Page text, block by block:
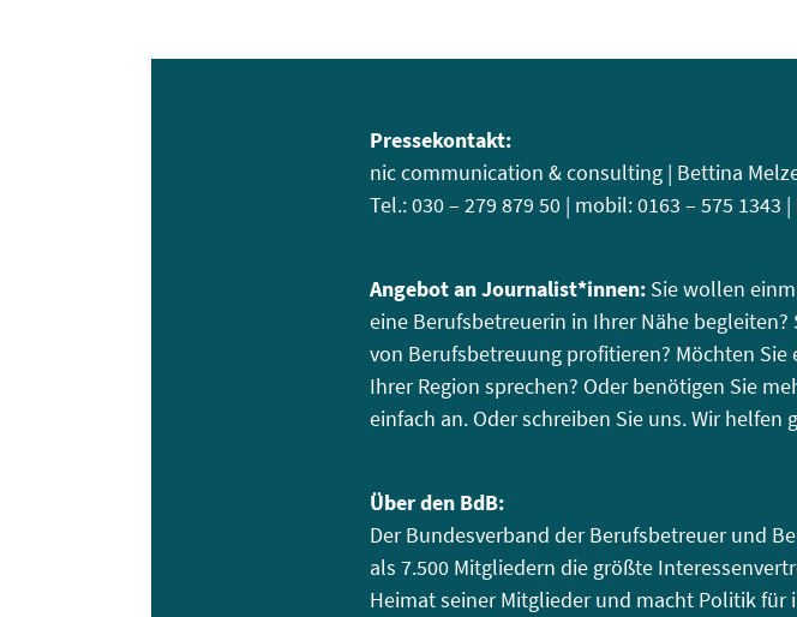
Pressekontakt:
nic communication & consulting | Bettina
Tel.: 030 – 279 879 50 | mobil: 0163 – 575 1343
Angebot an Journalist*innen: Sie wollen
eine Berufsbetreuerin in Ihrer Nähe
von Berufsbetreuung profitieren? Möchten Sie
Ihrer Region sprechen? Oder benötigen Sie
einfach an. Oder schreiben Sie uns. Wir helfen
Über den BdB:
Der Bundesverband der Berufsbetreuer und
als 7.500 Mitgliedern die größte
Heimat seiner Mitglieder und macht Politik für